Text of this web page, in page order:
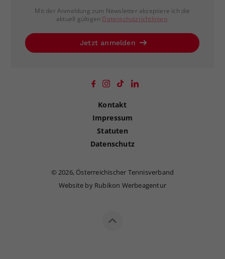
Mit der Anmeldung zum Newsletter akzeptiere ich die
aktuell gültigen Datenschutzrichtlinien.
Jetzt anmelden
Kontakt
Impressum
Statuten
Datenschutz
©2026, Österreichischer Tennisverband
Website by Rubikon Werbeagentur